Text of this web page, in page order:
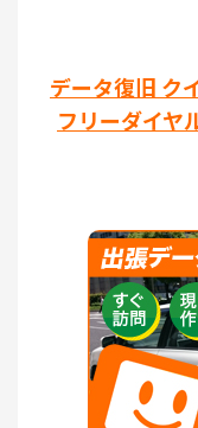
データ復旧 ク
フリーダイヤ